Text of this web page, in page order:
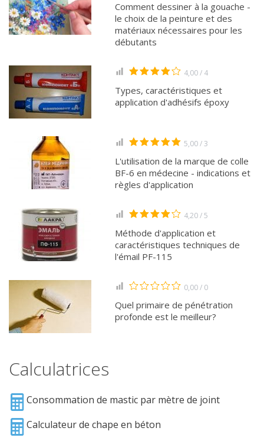
Comment dessiner à la gouache -
le choix de la peinture et des
matériaux nécessaires pour les
débutants
4,00 / 4
Types, caractéristiques et
application d'adhésifs époxy
5,00 / 3
L'utilisation de la marque de colle
BF-6 en médecine - indications et
règles d'application
4,20 / 5
Méthode d'application et
caractéristiques techniques de
l'émail PF-115
0,00 / 0
Quel primaire de pénétration
profonde est le meilleur?
Calculatrices
Consommation de mastic par mètre de joint
Calculateur de chape en béton